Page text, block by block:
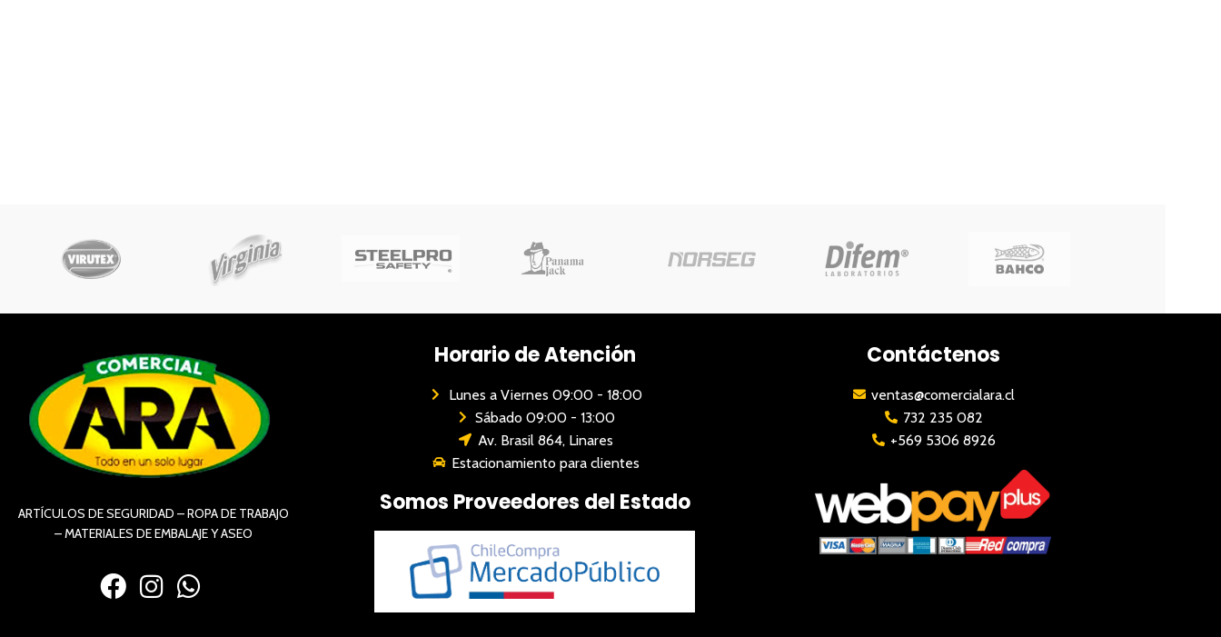
ARTÍCULOS DE SEGURIDAD – ROPA DE TRABAJO
– MATERIALES DE EMBALAJE Y ASEO
Horario de Atención
Lunes a Viernes 09:00 - 18:00
Sábado 09:00 - 13:00
Av. Brasil 864, Linares
Estacionamiento para clientes
Somos Proveedores del Estado
Contáctenos
ventas@comercialara.cl
732 235 082
+569 5306 8926